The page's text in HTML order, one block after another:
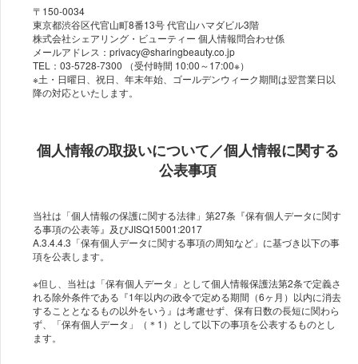
〒150-0034
東京都渋谷区代官山町8番13号 代官山ハマダビル3階
株式会社シェアリング・ビューティー 個人情報問合わせ係
メールアドレス：privacy@sharingbeauty.co.jp
TEL：03-5728-7300 （受付時間 10:00～17:00※）
※土・日曜日、祝日、年末年始、ゴールデンウィーク期間は翌営業日以
個人情報の取扱いについて／個人情報に関する
公表事項
当社は「個人情報の保護に関する法律」第27条『保有個人データに関す
る事項の公表等』及びJISQ15001:2017
A.3.4.4.3「保有個人データに関する事項の周知など」に基づき以下の事
項を公表します。
※但し、当社は「保有個人データ」として個人情報保護法第2条で定義さ
れる除外条件である『1年以内の政令で定める期間（6ヶ月）以内に消去
することとなるもの以外をいう』は考慮せず、保有日数の長短に関わら
ず、「保有個人データ」（＊1）として以下の事項を公表するものとし
ます。